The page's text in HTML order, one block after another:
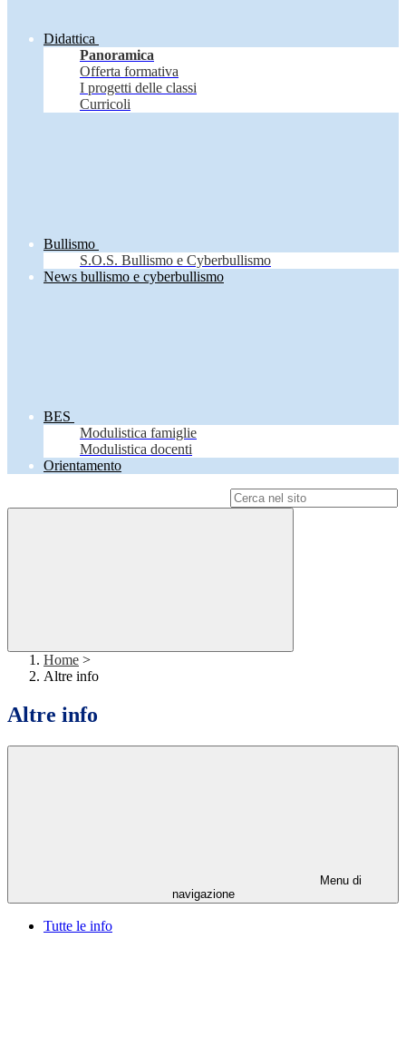
Didattica
Panoramica
Offerta formativa
I progetti delle classi
Curricoli
Bullismo
S.O.S. Bullismo e Cyberbullismo
News bullismo e cyberbullismo
BES
Modulistica famiglie
Modulistica docenti
Orientamento
Home >
Altre info
Altre info
Menu di
navigazione
Tutte le info